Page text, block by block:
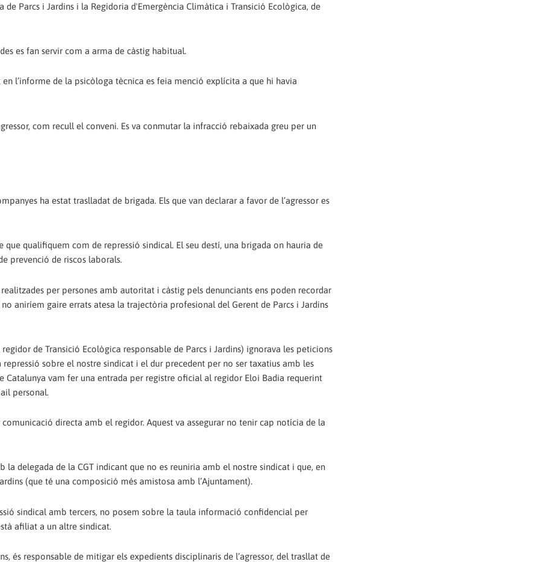
Parcs i Jardins i la Regidoria d'Emergència Climàtica i Transició Ecològica, de
es fan servir com a arma de càstig habitual.
l’informe de la psicòloga tècnica es feia menció explícita a que hi havia
com recull el conveni. Es va conmutar la infracció rebaixada greu per un
ha estat traslladat de brigada. Els que van declarar a favor de l’agressor es
que qualifiquem com de repressió sindical. El seu destí, una brigada on hauria de
prevenció de riscos laborals.
per persones amb autoritat i càstig pels denunciants ens poden recordar
aniríem gaire errats atesa la trajectòria profesional del Gerent de Parcs i Jardins
de Transició Ecològica responsable de Parcs i Jardins) ignorava les peticions
repressió sobre el nostre sindicat i el dur precedent per no ser taxatius amb les
Catalunya vam fer una entrada per registre oficial al regidor Eloi Badia requerint
personal.
comunicació directa amb el regidor. Aquest va assegurar no tenir cap notícia de la
la delegada de la CGT indicant que no es reuniria amb el nostre sindicat i que, en
(que té una composició més amistosa amb l’Ajuntament).
sindical amb tercers, no posem sobre la taula informació confidencial per
afiliat a un altre sindicat.
és responsable de mitigar els expedients disciplinaris de l’agressor, del trasllat de